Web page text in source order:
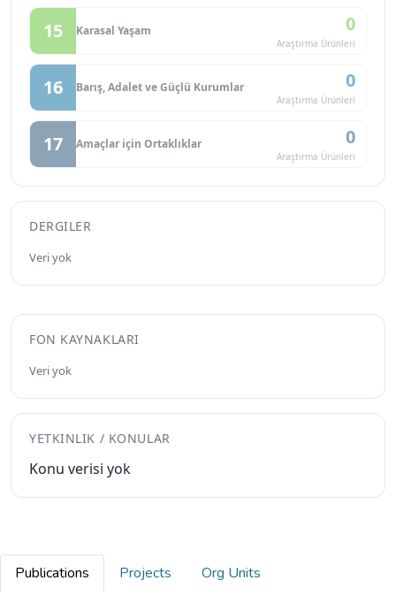
15 Karasal Yaşam 0
Araştırma Ürünleri
16 Barış, Adalet ve Güçlü Kurumlar 0
Araştırma Ürünleri
17 Amaçlar için Ortaklıklar 0
Araştırma Ürünleri
DERGILER
Veri yok
FON KAYNAKLARI
Veri yok
YETKINLIK / KONULAR
Konu verisi yok
Publications Projects
Org Units